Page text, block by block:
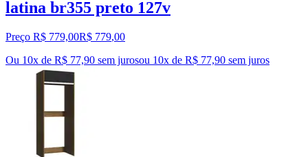
latina br355 preto 127v
Preço R$ 779,00R$ 779,00
Ou 10x de R$ 77,90 sem jurosou 10x de R$ 77,90 sem juros